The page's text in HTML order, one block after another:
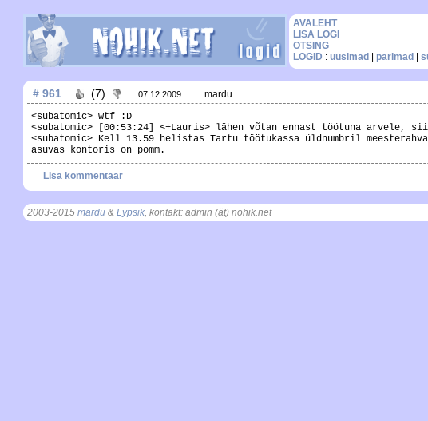
AVALEHT
LISA LOGI
OTSING
LOGID : uusimad parimad
# 961 (7) 07.12.2009
mardu
<subatomic> wtf :D
<subatomic> [00:53:24] <+Lauris> lähen võtan ennast töötuna arvele,
<subatomic> Kell 13.59 helistas Tartu töötukassa üldnumbril
asuvas kontoris on pomm.
Lisa kommentaar
2003-2015 mardu & Lypsik, kontakt: admin (ät) nohik.net, t = 0.0037548542022705 s